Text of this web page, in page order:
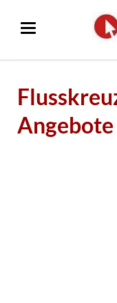
Angebote